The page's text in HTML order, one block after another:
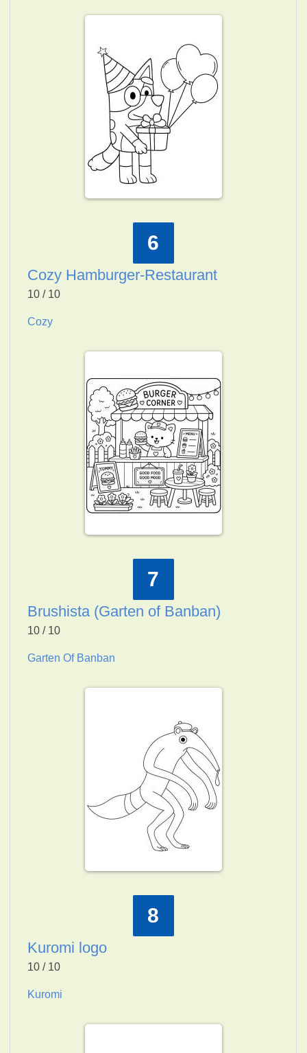
6
Cozy Hamburger-Restaurant
10 / 10
Cozy
7
Brushista (Garten of Banban)
10 / 10
Garten Of Banban
8
Kuromi logo
10 / 10
Kuromi